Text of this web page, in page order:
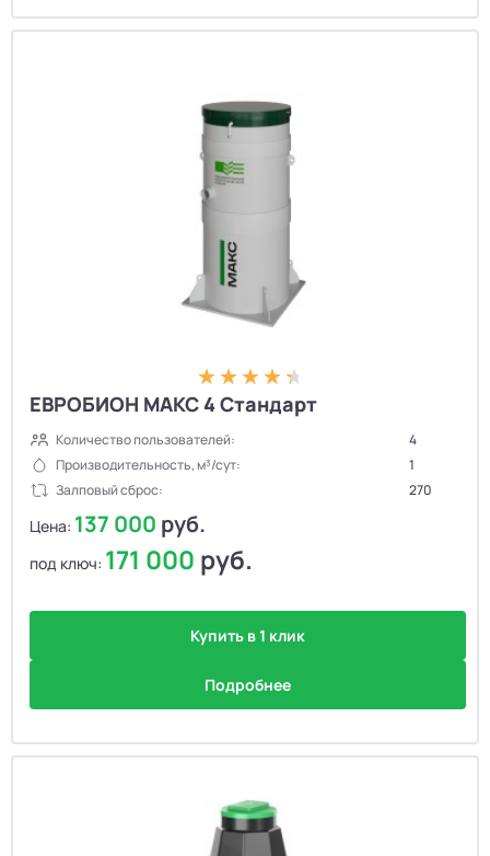
ЕВРОБИОН МАКС 4 Стандарт
Количество пользователей:
4
Производительность, м³/сут:
1
Залповый сброс:
270
Цена: 137 000 руб.
под ключ: 171 000 руб.
Купить в 1 клик
Подробнее